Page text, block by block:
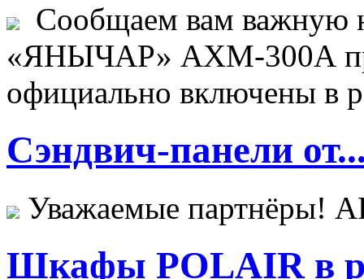
Сообщаем вам важную
«ЯНЫЧАР» АХМ-300А
официально включены в
Сэндвич-панели
Уважаемые
Шкафы POLAIR в